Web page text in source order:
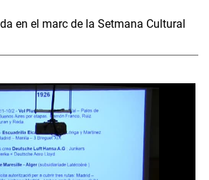
en el marc de la Setmana Cultural